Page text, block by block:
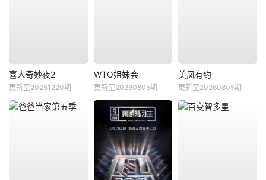
喜人奇妙夜2
更新至20251220期
WTO姐妹会
更新至20260805期
美凤有约
更新至20260805期